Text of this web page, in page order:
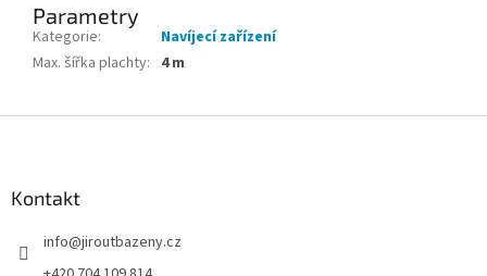
Parametry
Kategorie:
Navíjecí zařízení
Max. šířka plachty: 4 m
Kontakt
info@jiroutbazeny.cz